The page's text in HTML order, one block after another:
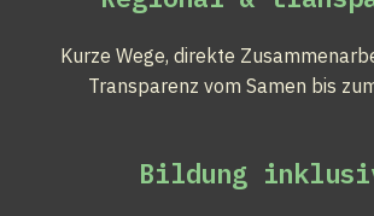
Kurze Wege, direkte
Transparenz vom Samen bis
Bildung